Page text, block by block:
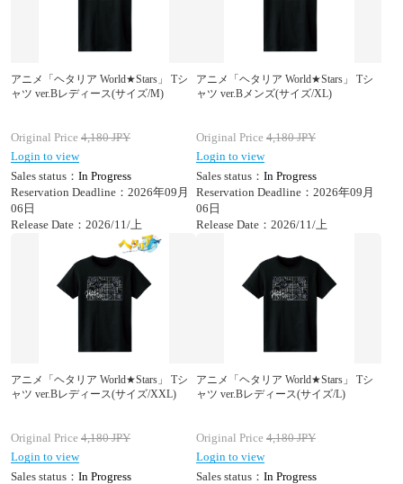
アニメ「ヘタリア World★Stars」 Tシ
ャツ ver.Bレディース(サイズ/M)
Original Price 4,180JPY
Login to view
Sales status： In Progress
Reservation Deadline：2026年09月
06日
Release Date：2026/11/上
アニメ「ヘタリア World★Stars」 Tシ
ャツ ver.Bメンズ(サイズ/XL)
Original Price 4,180JPY
Login to view
Sales status： In Progress
Reservation Deadline：2026年09月
06日
Release Date：2026/11/上
アニメ「ヘタリア World★Stars」 Tシ
ャツ ver.Bレディース(サイズ/XXL)
Original Price 4,180JPY
Login to view
Sales status： In Progress
アニメ「ヘタリア World★Stars」 Tシ
ャツ ver.Bレディース(サイズ/L)
Original Price 4,180JPY
Login to view
Sales status： In Progress